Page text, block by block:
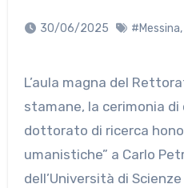
30/06/2025 #Messina,
L’aula magna del Rettorato ha ospitato,
stamane, la cerimonia
dottorato di ricerca
umanistiche” a Carlo
dell’Università di